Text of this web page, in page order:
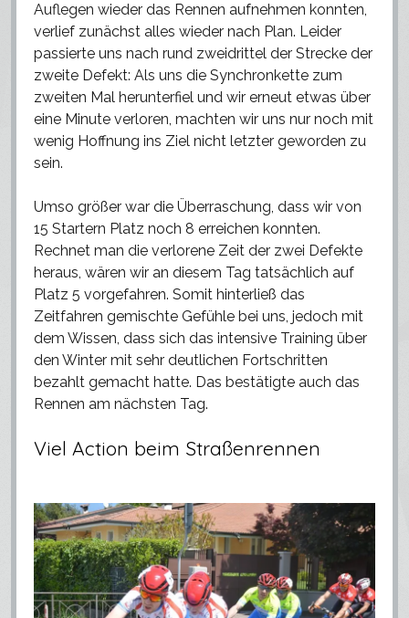
Auflegen wieder das Rennen aufnehmen konnten,
verlief zunächst alles wieder nach Plan. Leider
passierte uns nach rund zweidrittel der Strecke der
zweite Defekt: Als uns die Synchronkette zum
zweiten Mal herunterfiel und wir erneut etwas über
eine Minute verloren, machten wir uns nur noch mit
wenig Hoffnung ins Ziel nicht letzter geworden zu
sein.
Umso größer war die Überraschung, dass wir von
15 Startern Platz noch 8 erreichen konnten.
Rechnet man die verlorene Zeit der zwei Defekte
heraus, wären wir an diesem Tag tatsächlich auf
Platz 5 vorgefahren. Somit hinterließ das
Zeitfahren gemischte Gefühle bei uns, jedoch mit
dem Wissen, dass sich das intensive Training über
den Winter mit sehr deutlichen Fortschritten
bezahlt gemacht hatte. Das bestätigte auch das
Rennen am nächsten Tag.
Viel Action beim Straßenrennen